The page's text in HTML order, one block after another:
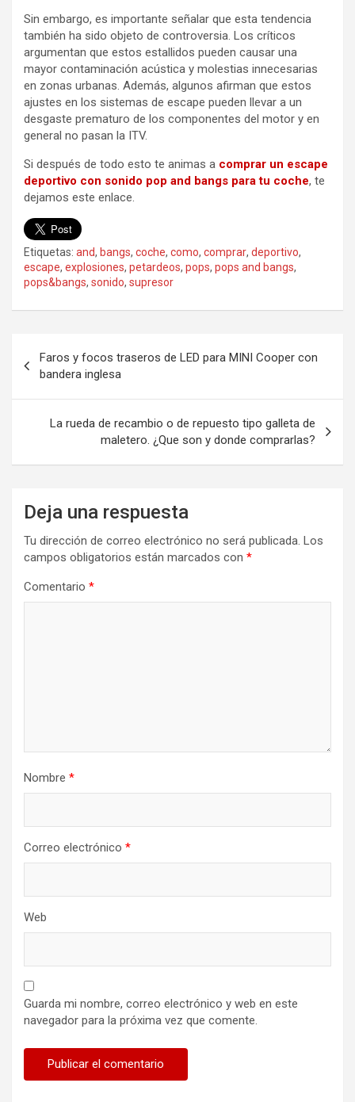
Sin embargo, es importante señalar que esta tendencia
también ha sido objeto de controversia. Los críticos
argumentan que estos estallidos pueden causar una
mayor contaminación acústica y molestias innecesarias
en zonas urbanas. Además, algunos afirman que estos
ajustes en los sistemas de escape pueden llevar a un
desgaste prematuro de los componentes del motor y en
general no pasan la ITV.
Si después de todo esto te animas a comprar un escape
deportivo con sonido pop and bangs para tu coche, te
dejamos este enlace.
Etiquetas: and, bangs, coche, como, comprar, deportivo,
escape, explosiones, petardeos, pops, pops and bangs,
pops&bangs, sonido, supresor
de
entradas
Faros y focos traseros de LED para MINI Cooper con
bandera inglesa
La rueda de recambio o de repuesto tipo galleta de
maletero. ¿Que son y donde comprarlas?
Deja una respuesta
Tu dirección de correo electrónico no será publicada. Los
campos obligatorios están marcados con *
Comentario *
Nombre *
Correo electrónico *
Web
Guarda mi nombre, correo electrónico y web en este
navegador para la próxima vez que comente.